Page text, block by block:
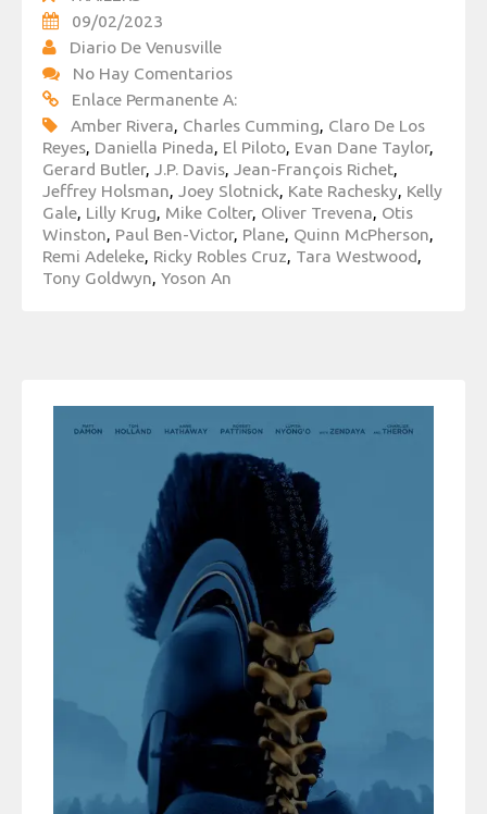
09/02/2023
Diario De Venusville
No Hay Comentarios
Enlace Permanente A:
Amber Rivera, Charles Cumming, Claro De Los
Reyes, Daniella Pineda, El Piloto, Evan Dane Taylor,
Gerard Butler, J.P. Davis, Jean-François Richet,
Jeffrey Holsman, Joey Slotnick, Kate Rachesky, Kelly
Gale, Lilly Krug, Mike Colter, Oliver Trevena, Otis
Winston, Paul Ben-Victor, Plane, Quinn McPherson,
Remi Adeleke, Ricky Robles Cruz, Tara Westwood,
Tony Goldwyn, Yoson An